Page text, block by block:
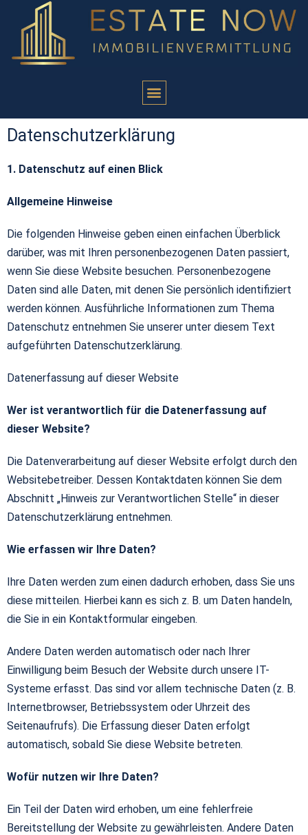
Datenschutzerklärung
1. Datenschutz auf einen Blick
Allgemeine Hinweise
Die folgenden Hinweise geben einen einfachen Überblick
darüber, was mit Ihren personenbezogenen Daten passiert,
wenn Sie diese Website besuchen. Personenbezogene
Daten sind alle Daten, mit denen Sie persönlich identifiziert
werden können. Ausführliche Informationen zum Thema
Datenschutz entnehmen Sie unserer unter diesem Text
aufgeführten Datenschutzerklärung.
Datenerfassung auf dieser Website
Wer ist verantwortlich für die Datenerfassung auf
dieser Website?
Die Datenverarbeitung auf dieser Website erfolgt durch den
Websitebetreiber. Dessen Kontaktdaten können Sie dem
Abschnitt „Hinweis zur Verantwortlichen Stelle“ in dieser
Datenschutzerklärung entnehmen.
Wie erfassen wir Ihre Daten?
Ihre Daten werden zum einen dadurch erhoben, dass Sie uns
diese mitteilen. Hierbei kann es sich z. B. um Daten handeln,
die Sie in ein Kontaktformular eingeben.
Andere Daten werden automatisch oder nach Ihrer
Einwilligung beim Besuch der Website durch unsere IT-
Systeme erfasst. Das sind vor allem technische Daten (z. B.
Internetbrowser, Betriebssystem oder Uhrzeit des
Seitenaufrufs). Die Erfassung dieser Daten erfolgt
automatisch, sobald Sie diese Website betreten.
Wofür nutzen wir Ihre Daten?
Ein Teil der Daten wird erhoben, um eine fehlerfreie
Bereitstellung der Website zu gewährleisten. Andere Daten